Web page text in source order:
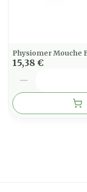
Physiomer Mouche
15,38 €